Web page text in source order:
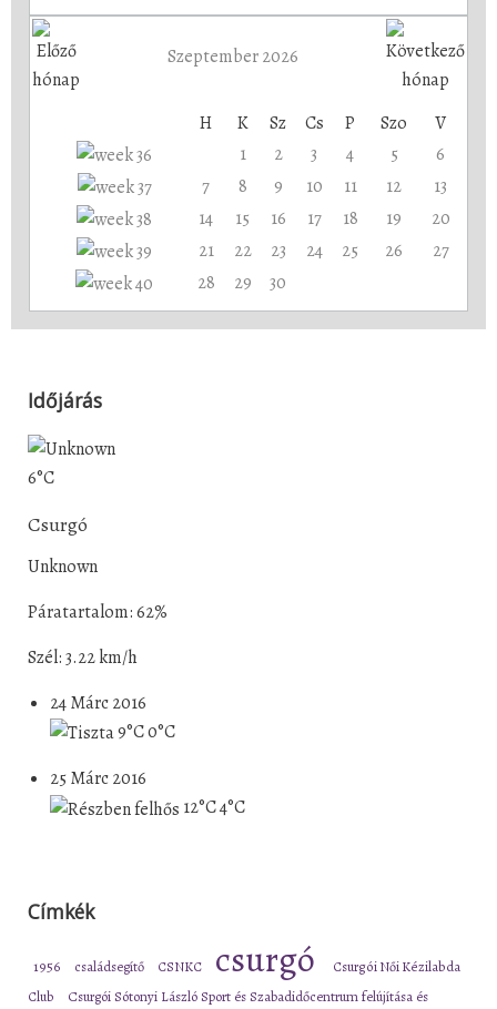
Szeptember 2026
H K Sz Cs P Szo
V
1
2 3 4 5
6
7
8 9 10 11 12
13
14
15 16 17 18 19
20
21
22 23 24 25 26
27
28
29 30
Időjárás
6°C
Csurgó
Unknown
Páratartalom: 62%
Szél: 3.22 km/h
24 Márc 2016
9°C0°C
25 Márc 2016
12°C4°C
Címkék
1956 családsegítő CSNKC csurgó
Csurgói Női Kézilabda
Club
Csurgói Sótonyi László Sport és Szabadidőcentrum felújítása és